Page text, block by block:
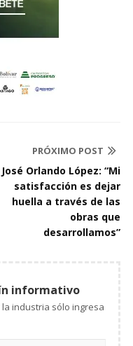
PRÓXIMO POST
José Orlando López: “Mi
satisfacción es dejar
huella a través de las
obras que
desarrollamos”
informativo
sólo ingresa